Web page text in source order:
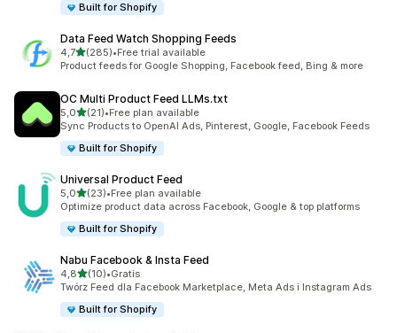
Built for Shopify
Data Feed Watch Shopping Feeds
4,7na 5 gwiazdek
(285)
Łączna liczba recenzji: 285
•Free trial available
Product feeds for Google Shopping, Facebook feed, Bing & more
OC Multi Product Feed LLMs.txt
5,0na 5 gwiazdek
(21)
Łączna liczba recenzji: 21
•Free plan available
Sync Products to OpenAI Ads, Pinterest, Google, Facebook Feeds
Built for Shopify
Universal Product Feed
5,0na 5 gwiazdek
(23)
Łączna liczba recenzji: 23
•Free plan available
Optimize product data across Facebook, Google & top platforms
Built for Shopify
Nabu Facebook & Insta Feed
4,8na 5 gwiazdek
(10)
Łączna liczba recenzji: 10
•Gratis
Twórz Feed dla Facebook Marketplace, Meta Ads i Instagram Ads
Built for Shopify